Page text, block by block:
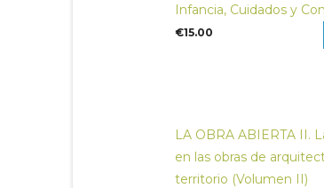
Infancia, Cuidados y
€15.00
LA OBRA ABIERTA II.
en las obras de
territorio (Volumen II)